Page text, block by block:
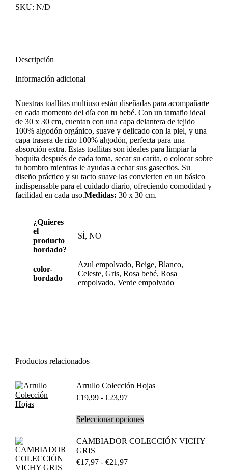
SKU: N/D
Descripción
Información adicional
Nuestras toallitas multiuso están diseñadas para acompañarte
en cada momento del día con tu bebé. Con un tamaño ideal
de 30 x 30 cm, cuentan con una capa delantera de tejido
100% algodón orgánico, suave y delicado con la piel, y una
capa trasera de rizo 100% algodón, perfecta para una
absorción extra. Estas toallitas son ideales para limpiar la
boquita después de cada toma, secar su carita, o colocar sobre
tu hombro mientras le ayudas a echar sus gasecitos. Su
diseño práctico y su tacto suave las convierten en un básico
indispensable para el cuidado diario, ofreciendo comodidad y
facilidad en cada uso.Medidas: 30 x 30 cm.
¿Quieres
el
producto
bordado?
SÍ, NO
color-
bordado
Azul empolvado, Beige, Blanco,
Celeste, Gris, Rosa bebé, Rosa
empolvado, Verde empolvado
Productos relacionados
Arrullo Colección Hojas
€19,99 - €23,97Rango
precios:
desde
hasta
Seleccionar opcionesEste
tiene
múltiples
CAMBIADOR COLECCIÓN VICHY
GRIS
€17,97 - €21,97Rango